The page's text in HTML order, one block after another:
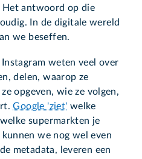
Het antwoord op die
In de digitale wereld
we beseffen.
weten veel over
delen, waarop ze
opgeven, wie ze volgen,
Google 'ziet' welke
supermarkten je
we nog wel even
metadata, leveren een